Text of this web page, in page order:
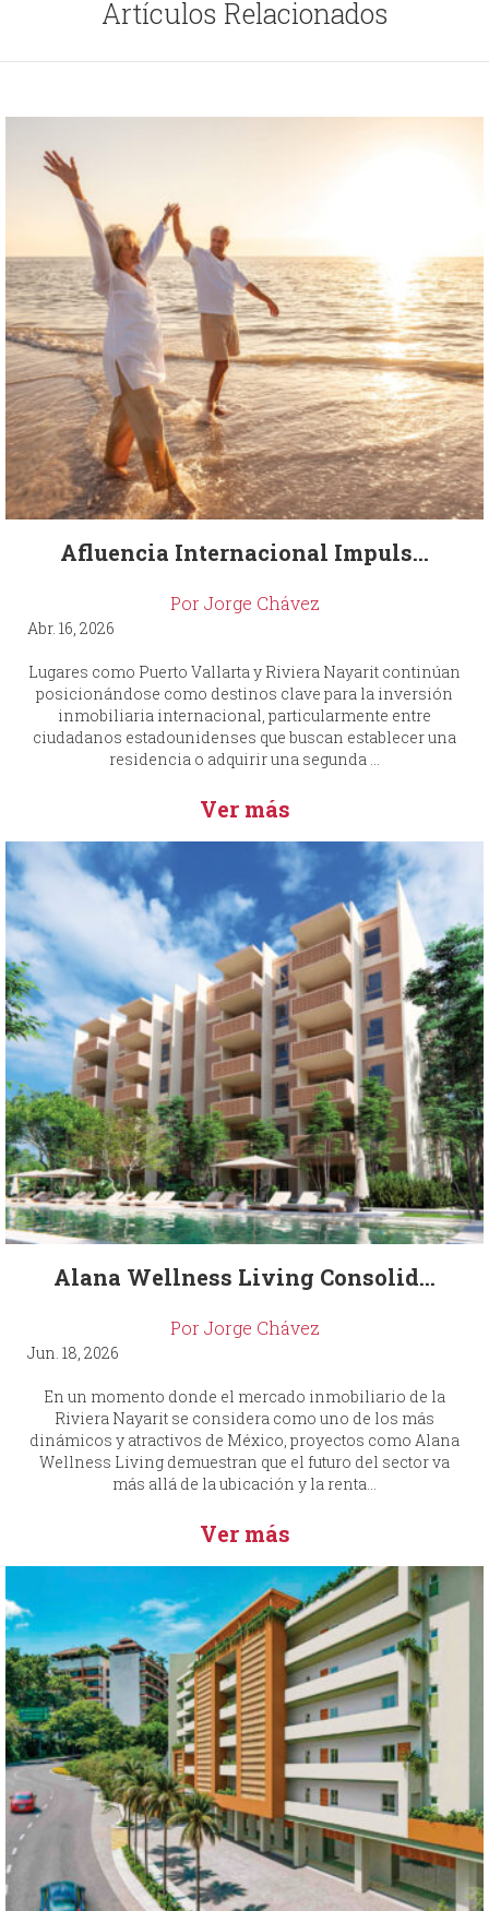
Artículos Relacionados
Afluencia Internacional Impuls...
Por Jorge Chávez
Abr. 16, 2026
Lugares como Puerto Vallarta y Riviera Nayarit continúan
posicionándose como destinos clave para la inversión
inmobiliaria internacional, particularmente entre
ciudadanos estadounidenses que buscan establecer una
residencia o adquirir una segunda ...
Ver más
Alana Wellness Living Consolid...
Por Jorge Chávez
Jun. 18, 2026
En un momento donde el mercado inmobiliario de la
Riviera Nayarit se considera como uno de los más
dinámicos y atractivos de México, proyectos como Alana
Wellness Living demuestran que el futuro del sector va
más allá de la ubicación y la renta...
Ver más